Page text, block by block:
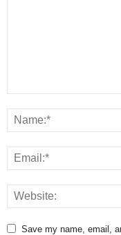
Save my name, email,